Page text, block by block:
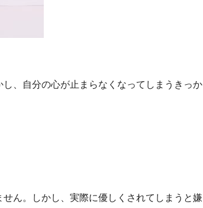
、自分の心が止まらなくなってしまうきっか
ん。しかし、実際に優しくされてしまうと嫌